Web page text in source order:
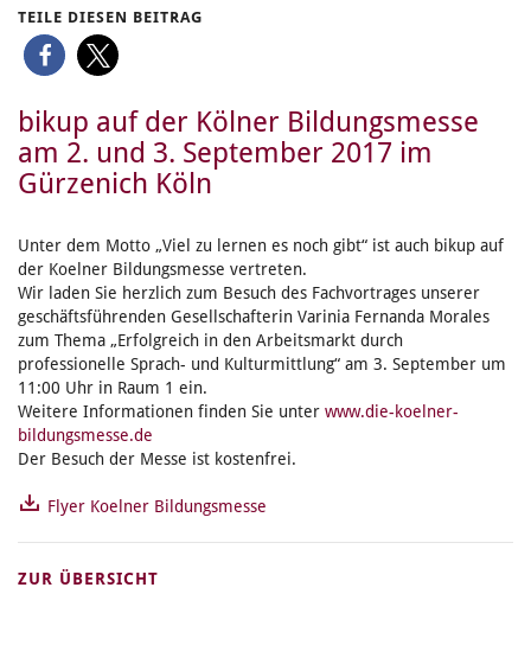
TEILE DIESEN BEITRAG
bikup auf der Kölner Bildungsmesse
am 2. und 3. September 2017 im
Gürzenich Köln
Unter dem Motto „Viel zu lernen es noch gibt“ ist auch bikup auf
der Koelner Bildungsmesse vertreten.
Wir laden Sie herzlich zum Besuch des Fachvortrages unserer
geschäftsführenden Gesellschafterin Varinia Fernanda Morales
zum Thema „Erfolgreich in den Arbeitsmarkt durch
professionelle Sprach- und Kulturmittlung“ am 3. September um
11:00 Uhr in Raum 1 ein.
Weitere Informationen finden Sie unter www.die-koelner-
bildungsmesse.de
Der Besuch der Messe ist kostenfrei.
Flyer Koelner Bildungsmesse
ZUR ÜBERSICHT